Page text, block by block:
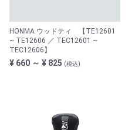
HONMA ウッドティ 【TE12601
~ TE12606 ／ TEC12601 ~
TEC12606】
¥ 660 ～ ¥ 825 (税込)